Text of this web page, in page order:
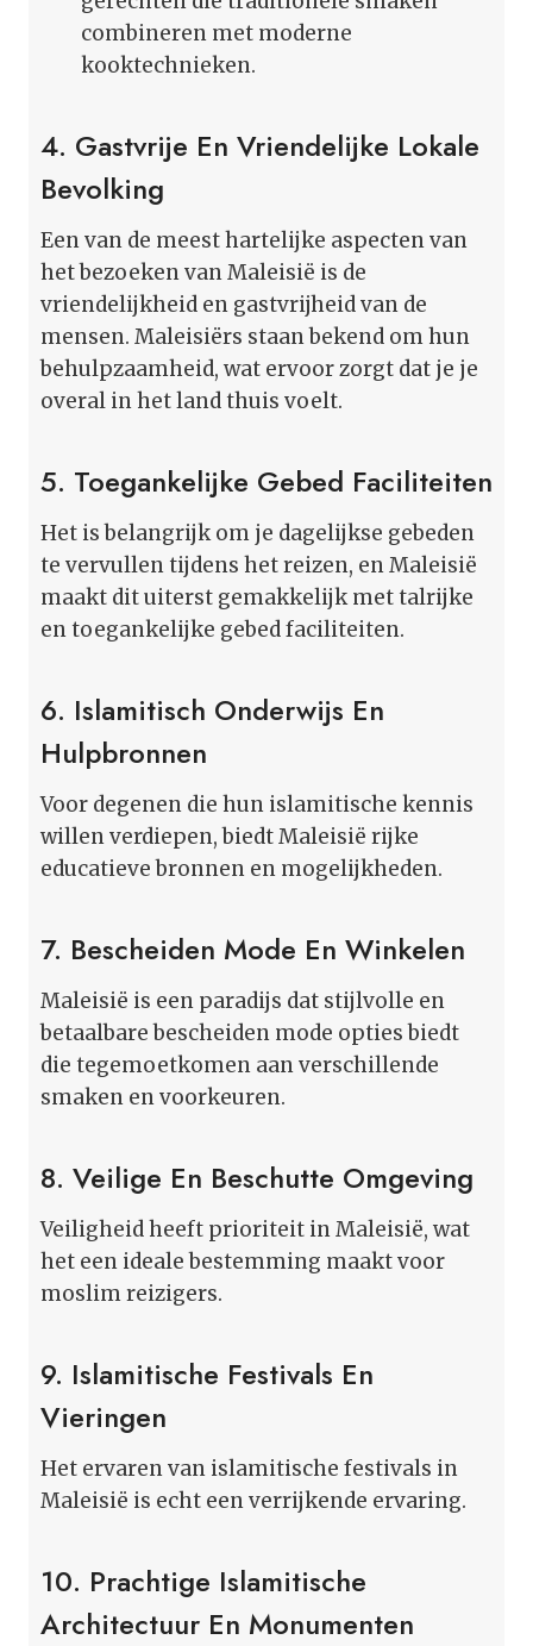
combineren met moderne
kooktechnieken.
4. Gastvrije En Vriendelijke Lokale
Bevolking
Een van de meest hartelijke aspecten van
het bezoeken van Maleisië is de
vriendelijkheid en gastvrijheid van de
mensen. Maleisiërs staan bekend om hun
behulpzaamheid, wat ervoor zorgt dat je je
overal in het land thuis voelt.
5. Toegankelijke Gebed Faciliteiten
Het is belangrijk om je dagelijkse gebeden
te vervullen tijdens het reizen, en Maleisië
maakt dit uiterst gemakkelijk met talrijke
en toegankelijke gebed faciliteiten.
6. Islamitisch Onderwijs En
Hulpbronnen
Voor degenen die hun islamitische kennis
willen verdiepen, biedt Maleisië rijke
educatieve bronnen en mogelijkheden.
7. Bescheiden Mode En Winkelen
Maleisië is een paradijs dat stijlvolle en
betaalbare bescheiden mode opties biedt
die tegemoetkomen aan verschillende
smaken en voorkeuren.
8. Veilige En Beschutte Omgeving
Veiligheid heeft prioriteit in Maleisië, wat
het een ideale bestemming maakt voor
moslim reizigers.
9. Islamitische Festivals En
Vieringen
Het ervaren van islamitische festivals in
Maleisië is echt een verrijkende ervaring.
10. Prachtige Islamitische
Architectuur En Monumenten